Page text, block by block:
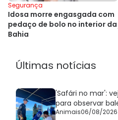
Segurança
Idosa morre engasgada com
pedaço de bolo no interior da
Bahia
Últimas notícias
'Safári no mar':
para observar
Animais06/08/2026